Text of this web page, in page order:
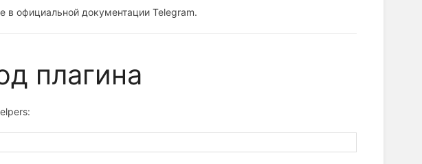
в официальной документации Telegram.
плагина